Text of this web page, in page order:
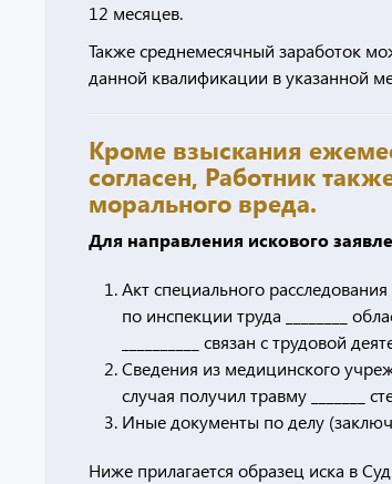
12 месяцев.
Также среднемесячный заработок
данной квалификации в указанной
Кроме взыскания
согласен, Работник
морального вреда.
Для направления искового
Акт специального
по инспекции труда ________
__________ связан с трудовой
Сведения из медицинского
случая получил травму _______
Иные документы по делу
Ниже прилагается образец иска в